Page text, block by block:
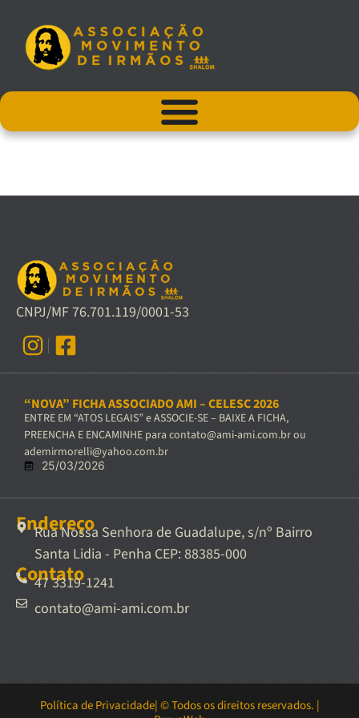
CNPJ/MF 76.701.119/0001-53
“NOVA” FICHA ASSOCIADO AMI – CELESC 2026
ENTRE EM “ATOS LEGAIS” e ASSOCIE-SE – BAIXE A FICHA,
PREENCHA E ENCAMINHE para contato@ami-ami.com.br ou
ademirmorelli@yahoo.com.br
25/03/2026
Endereço
Rua Nossa Senhora de Guadalupe, s/nº Bairro
Santa Lidia - Penha CEP: 88385-000
Contato
47 3319-1241
contato@ami-ami.com.br
Política de Privacidade| © Todos os direitos reservados. |